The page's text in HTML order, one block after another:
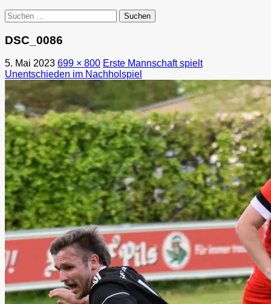
Suchen
nach:
DSC_0086
5. Mai 2023 699 × 800 Erste Mannschaft spielt
Unentschieden im Nachholspiel